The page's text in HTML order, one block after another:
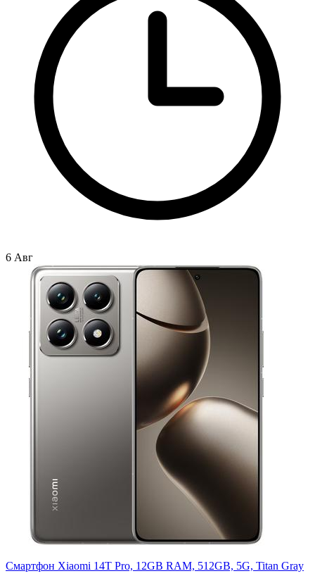
6 Авг
Смартфон Xiaomi 14T Pro, 12GB RAM, 512GB, 5G, Titan Gray